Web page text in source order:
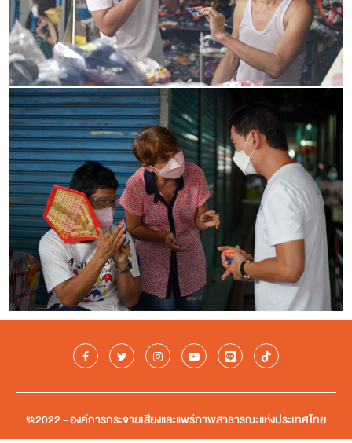
@2022 - องค์การกระจายเสียงและแพร่ภาพสาธารณะแห่งประเทศไทย